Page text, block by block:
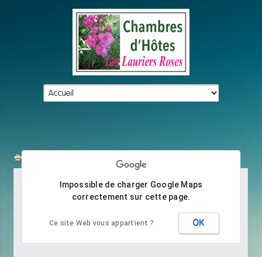
Impossible de charger Google Maps
correctement sur cette page.
Ce site Web vous appartient ? OK